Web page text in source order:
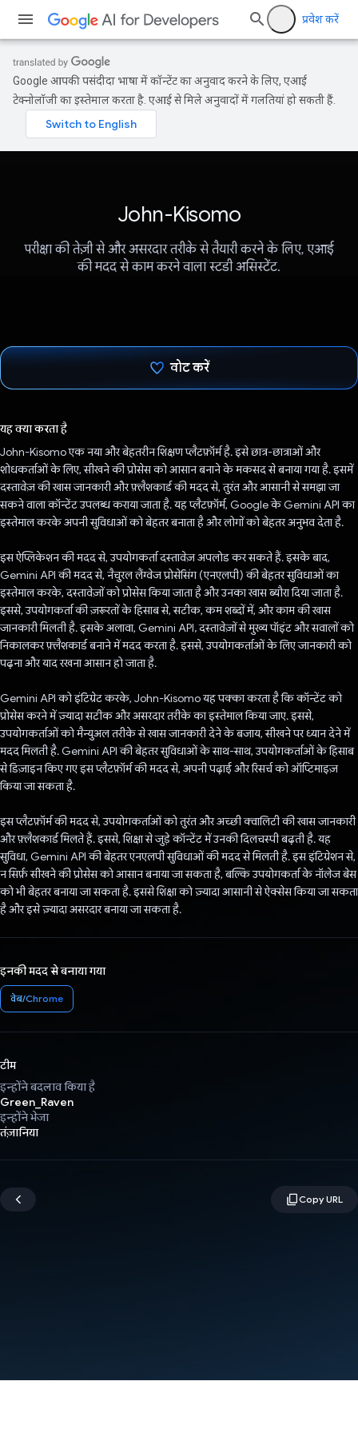
प्रवेश करें
Google आपकी पसंदीदा भाषा में कॉन्टेंट का अनुवाद करने के लिए, एआई
टेक्नोलॉजी का इस्तेमाल करता है. एआई से मिले अनुवादों में गलतियां हो सकती हैं.
John-Kisomo
परीक्षा की तेज़ी से और असरदार तरीके से तैयारी करने के लिए, एआई
की मदद से काम करने वाला स्टडी असिस्टेंट.
वोट करें
यह क्या करता है
John-Kisomo एक नया और बेहतरीन शिक्षण प्लैटफ़ॉर्म है. इसे छात्र-छात्राओं और
शोधकर्ताओं के लिए, सीखने की प्रोसेस को आसान बनाने के मकसद से बनाया गया है. इसमें
दस्तावेज़ की खास जानकारी और फ़्लैशकार्ड की मदद से, तुरंत और आसानी से समझा जा
सकने वाला कॉन्टेंट उपलब्ध कराया जाता है. यह प्लैटफ़ॉर्म, Google के Gemini API का
इस्तेमाल करके अपनी सुविधाओं को बेहतर बनाता है और लोगों को बेहतर अनुभव देता है.
इस ऐप्लिकेशन की मदद से, उपयोगकर्ता दस्तावेज़ अपलोड कर सकते हैं. इसके बाद,
Gemini API की मदद से, नैचुरल लैंग्वेज प्रोसेसिंग (एनएलपी) की बेहतर सुविधाओं का
इस्तेमाल करके, दस्तावेज़ों को प्रोसेस किया जाता है और उनका खास ब्यौरा दिया जाता है.
इससे, उपयोगकर्ता की ज़रूरतों के हिसाब से, सटीक, कम शब्दों में, और काम की खास
जानकारी मिलती है. इसके अलावा, Gemini API, दस्तावेज़ों से मुख्य पॉइंट और सवालों को
निकालकर फ़्लैशकार्ड बनाने में मदद करता है. इससे, उपयोगकर्ताओं के लिए जानकारी को
पढ़ना और याद रखना आसान हो जाता है.
Gemini API को इंटिग्रेट करके, John-Kisomo यह पक्का करता है कि कॉन्टेंट को
प्रोसेस करने में ज़्यादा सटीक और असरदार तरीके का इस्तेमाल किया जाए. इससे,
उपयोगकर्ताओं को मैन्युअल तरीके से खास जानकारी देने के बजाय, सीखने पर ध्यान देने में
मदद मिलती है. Gemini API की बेहतर सुविधाओं के साथ-साथ, उपयोगकर्ताओं के हिसाब
से डिज़ाइन किए गए इस प्लैटफ़ॉर्म की मदद से, अपनी पढ़ाई और रिसर्च को ऑप्टिमाइज़
किया जा सकता है.
इस प्लैटफ़ॉर्म की मदद से, उपयोगकर्ताओं को तुरंत और अच्छी क्वालिटी की खास जानकारी
और फ़्लैशकार्ड मिलते हैं. इससे, शिक्षा से जुड़े कॉन्टेंट में उनकी दिलचस्पी बढ़ती है. यह
सुविधा, Gemini API की बेहतर एनएलपी सुविधाओं की मदद से मिलती है. इस इंटिग्रेशन से,
न सिर्फ़ सीखने की प्रोसेस को आसान बनाया जा सकता है, बल्कि उपयोगकर्ता के नॉलेज बेस
को भी बेहतर बनाया जा सकता है. इससे शिक्षा को ज़्यादा आसानी से ऐक्सेस किया जा सकता
है और इसे ज़्यादा असरदार बनाया जा सकता है.
इनकी मदद से बनाया गया
वेब/Chrome
टीम
इन्होंने बदलाव किया है
Green_Raven
इन्होंने भेजा
तंज़ानिया